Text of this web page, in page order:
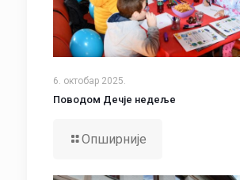
6. октобар 2025.
Поводом Дечје недеље
Опширније